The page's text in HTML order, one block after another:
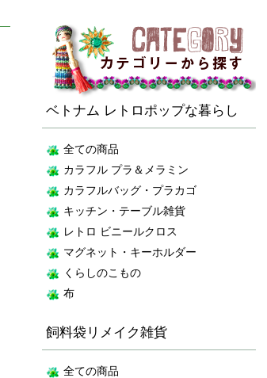
ベトナム レトロポップな暮らし
全ての商品
カラフル プラ＆メラミン
カラフルバッグ・プラカゴ
キッチン・テーブル雑貨
レトロ ビニールクロス
マグネット・キーホルダー
くらしのこもの
布
飼料袋リメイク雑貨
全ての商品